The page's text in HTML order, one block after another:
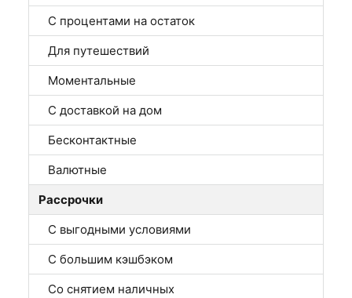
С процентами на остаток
Для путешествий
Моментальные
С доставкой на дом
Бесконтактные
Валютные
Рассрочки
С выгодными условиями
С большим кэшбэком
Со снятием наличных